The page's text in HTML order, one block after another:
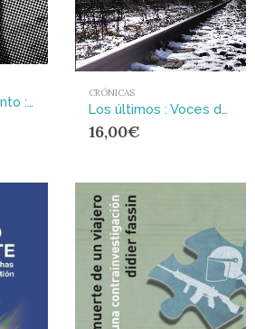
Gol en el descuento : Doce historias de fútbol popular
CRÓNICAS
Los últimos : Voces de la Laponia española
16,00€